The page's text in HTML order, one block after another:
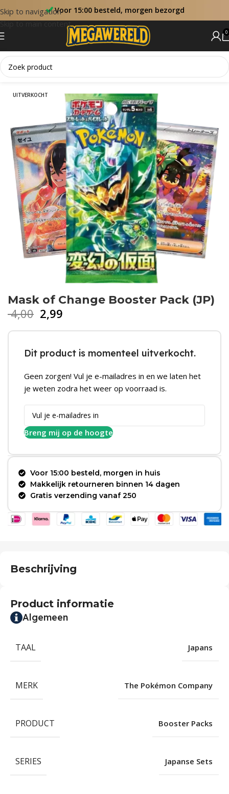
Skip to navigation
Skip to main content
Voor 15:00 besteld, morgen bezorgd
0
Home Booster Packs
UITVERKOCHT
Mask of Change Booster Pack (JP)
4,00 2,99
Dit product is momenteel uitverkocht.
Geen zorgen! Vul je e-mailadres in en we laten het
je weten zodra het weer op voorraad is.
Breng mij op de hoogte
Voor 15:00 besteld, morgen in huis
Makkelijk retourneren binnen 14 dagen
Gratis verzending vanaf 250
Beschrijving
Product informatie
Algemeen
TAAL Japans
MERK The Pokémon Company
PRODUCT Booster Packs
SERIES Japanse Sets